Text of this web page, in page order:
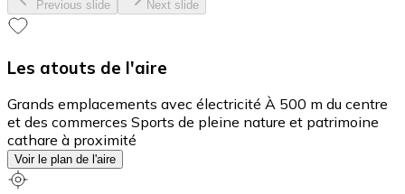
Previous slide Next slide
Les atouts de l'aire
Grands emplacements avec électricité À 500 m du centre
et des commerces Sports de pleine nature et patrimoine
cathare à proximité
Voir le plan de l'aire